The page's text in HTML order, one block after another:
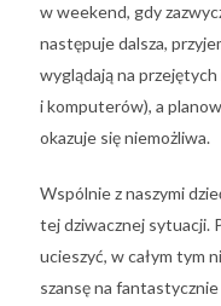
w weekend, gdy
następuje dalsza,
wyglądają na
i komputerów), a
okazuje się niemożliwa.
Wspólnie z naszymi
tej dziwacznej sytuacji.
ucieszyć, w całym tym
szansę na